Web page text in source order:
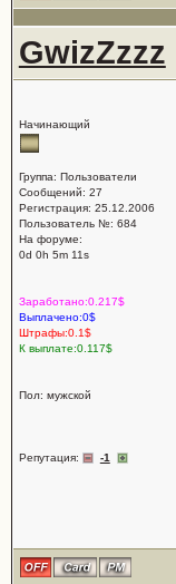
GwizZzzz
Начинающий
Группа: Пользователи
Сообщений: 27
Регистрация: 25.12.2006
Пользователь №: 684
На форуме:
0d 0h 5m 11s
Заработано:0.217$
Выплачено:0$
Штрафы:0.1$
К выплате:0.117$
Пол: мужской
Репутация: -1